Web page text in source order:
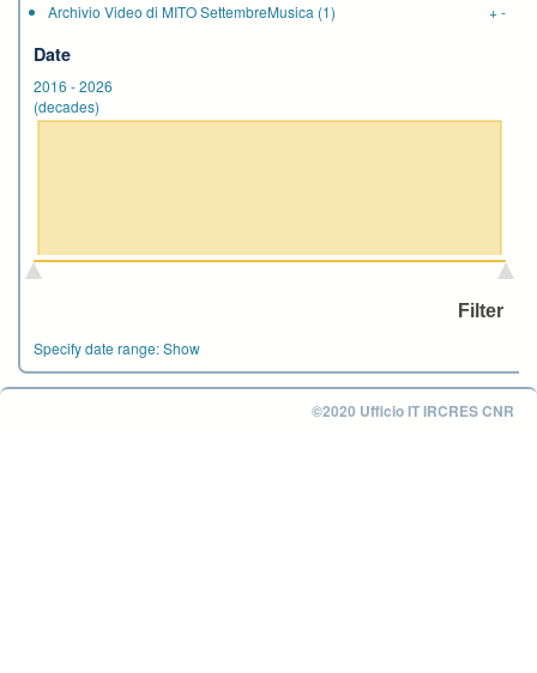
Archivio Video di MITO SettembreMusica (1) +-
Date
2016 -2026
(decades)
Specify date range:Show
©2020 Ufficio IT IRCRES CNR